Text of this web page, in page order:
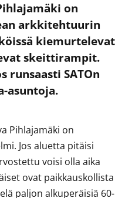
on
arkkitehtuurin
kiemurtelevat
skeittirampit.
runsaasti SATOn
asuntoja.
Pihlajamäki on
Jos aluetta pitäisi
voisi olla aika
ovat paikkauskollista
paljon alkuperäisiä 60-